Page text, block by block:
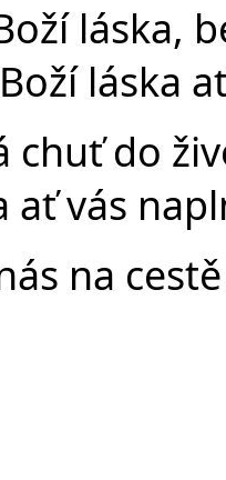
láska,
láska
chuť do
ať vás
na